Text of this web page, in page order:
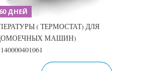
ДНЕЙ
( ТЕРМОСТАТ) ДЛЯ
МАШИН)